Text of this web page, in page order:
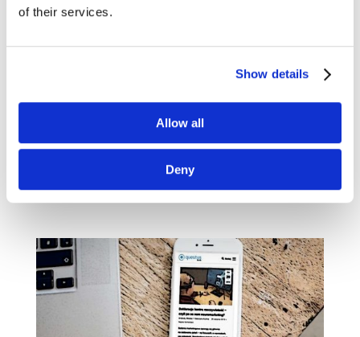
of their services.
Show details
Allow all
Deny
marketingowej #25]
Narzędzia
Czas na wyjątkowy, bo 25. przegląd treści
z marketingowych blogów i serwisów. W tym
czy blogów Jacka Pogorzelskiego i Chrisa
Brogana....